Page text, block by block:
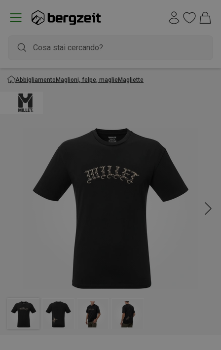
AbbigliamentoMaglioni, felpe, maglieMagliette